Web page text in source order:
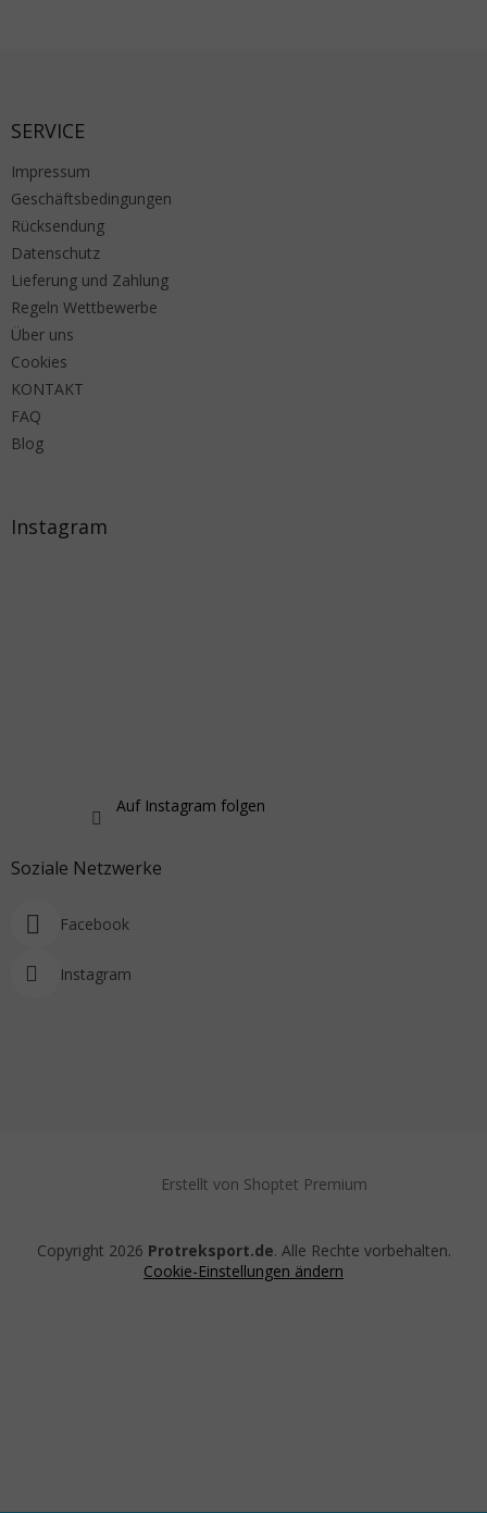
SERVICE
Impressum
Geschäftsbedingungen
Rücksendung
Datenschutz
Lieferung und Zahlung
Regeln Wettbewerbe
Über uns
Cookies
KONTAKT
FAQ
Blog
Instagram
Auf Instagram folgen
Soziale Netzwerke
Facebook
Instagram
Erstellt von Shoptet Premium
Copyright 2026 Protreksport.de. Alle Rechte vorbehalten.
Cookie-Einstellungen ändern